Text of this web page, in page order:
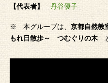
【代表者】 丹谷優子
※ 本グループは、京都自然教
もれ日散歩～ つむぐりの木と